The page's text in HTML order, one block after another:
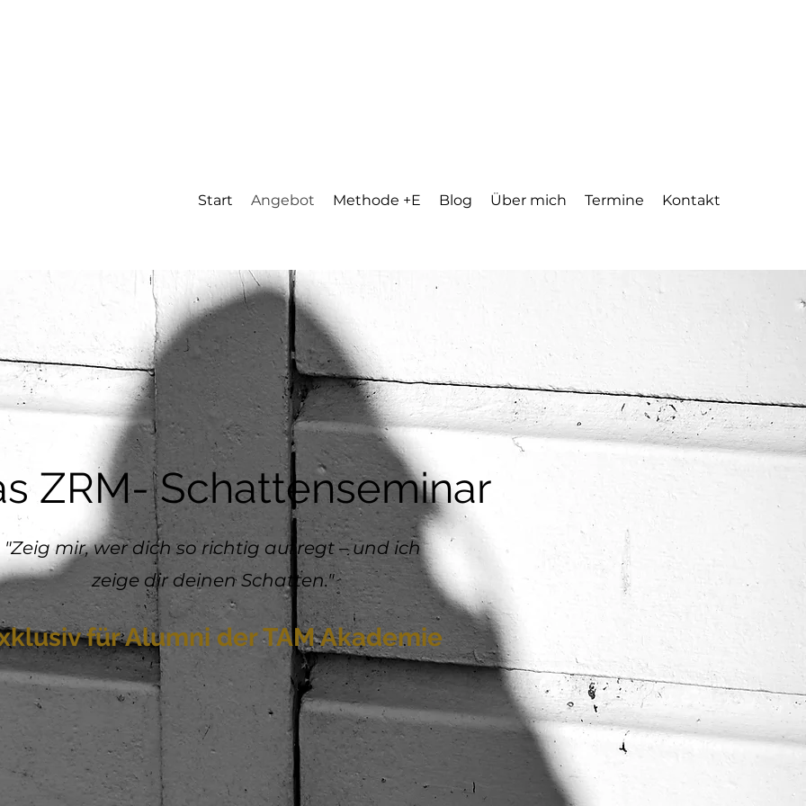
Start Angebot Methode +E Blog Über mich Termine Kontakt
ZRM- Schattenseminar
"Zeig mir, wer dich so richtig aufregt – und ich
zeige dir deinen Schatten."
für Alumni der TAM Akademie